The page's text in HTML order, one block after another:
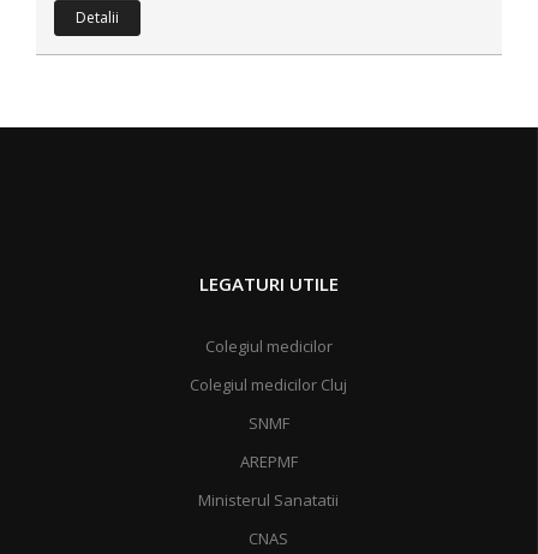
Detalii
LEGATURI UTILE
Colegiul medicilor
Colegiul medicilor Cluj
SNMF
AREPMF
Ministerul Sanatatii
CNAS